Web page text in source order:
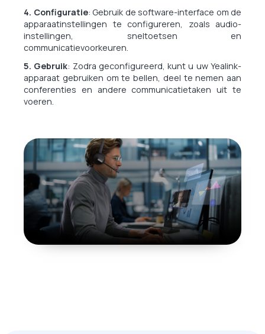
4. Configuratie: Gebruik de software-interface om de
apparaatinstellingen te configureren, zoals audio-
instellingen, sneltoetsen en
communicatievoorkeuren.
5. Gebruik: Zodra geconfigureerd, kunt u uw Yealink-
apparaat gebruiken om te bellen, deel te nemen aan
conferenties en andere communicatietaken uit te
voeren.